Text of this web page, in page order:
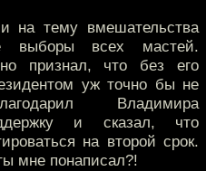
на тему вмешательства
выборы всех мастей.
признал, что без его
уж точно бы не
Владимира
и сказал, что
на второй срок.
мне понаписал?!